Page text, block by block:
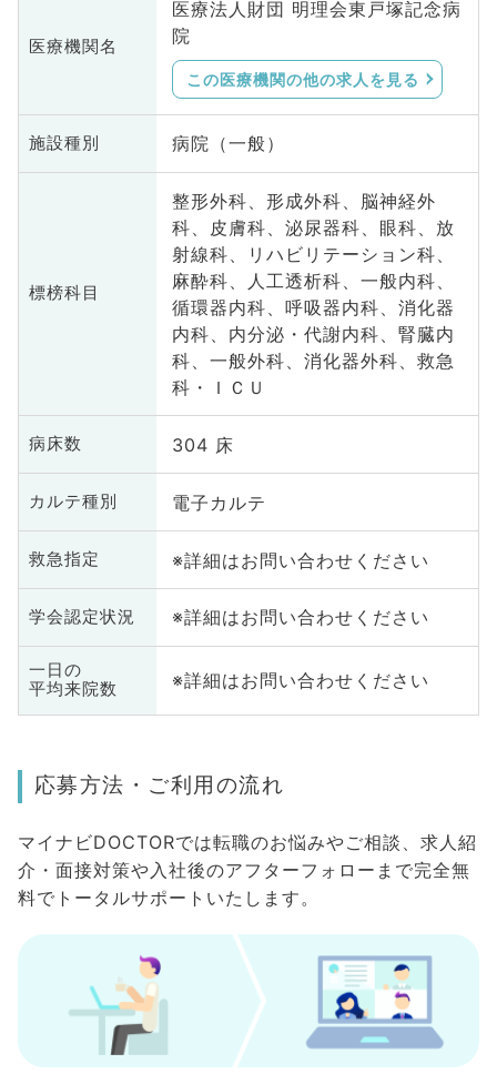
医療機関名
医療法人財団 明理会東戸塚記念病
院
この医療機関の他の求人を見る
施設種別 病院（一般）
標榜科目
整形外科、形成外科、脳神経外
科、皮膚科、泌尿器科、眼科、放
射線科、リハビリテーション科、
麻酔科、人工透析科、一般内科、
循環器内科、呼吸器内科、消化器
内科、内分泌・代謝内科、腎臓内
科、一般外科、消化器外科、救急
科・ＩＣＵ
病床数 304 床
カルテ種別 電子カルテ
救急指定 ※詳細はお問い合わせください
学会認定状況 ※詳細はお問い合わせください
一日の
平均来院数
※詳細はお問い合わせください
応募方法・ご利用の流れ
マイナビDOCTORでは転職のお悩みやご相談、求人紹
介・面接対策や入社後のアフターフォローまで完全無
料でトータルサポートいたします。